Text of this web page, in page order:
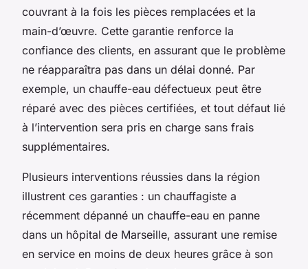
couvrant à la fois les pièces remplacées et la
main-d’œuvre. Cette garantie renforce la
confiance des clients, en assurant que le problème
ne réapparaîtra pas dans un délai donné. Par
exemple, un chauffe-eau défectueux peut être
réparé avec des pièces certifiées, et tout défaut lié
à l’intervention sera pris en charge sans frais
supplémentaires.
Plusieurs interventions réussies dans la région
illustrent ces garanties : un chauffagiste a
récemment dépanné un chauffe-eau en panne
dans un hôpital de Marseille, assurant une remise
en service en moins de deux heures grâce à son